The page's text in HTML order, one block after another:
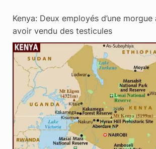
Kenya: Deux employés d’une
avoir vendu des testicules